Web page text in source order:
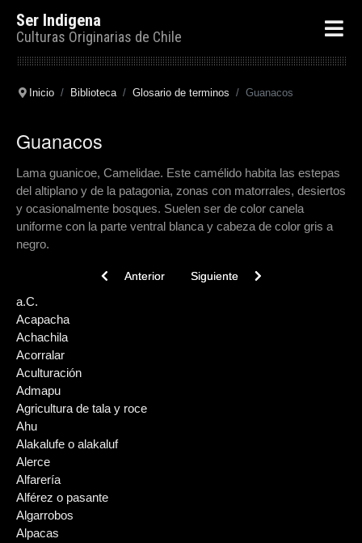
Ser Indigena
Culturas Originarias de Chile
Inicio Biblioteca Glosario de terminos Guanacos
Guanacos
Lama guanicoe, Camelidae. Este camélido habita las estepas
del altiplano y de la patagonia, zonas con matorrales, desiertos
y ocasionalmente bosques. Suelen ser de color canela
uniforme con la parte ventral blanca y cabeza de color gris a
negro.
Previous article: Guerra del Pacífico
Anterior Next article: Gualicho
Siguiente
a.C.
Acapacha
Achachila
Acorralar
Aculturación
Admapu
Agricultura de tala y roce
Ahu
Alakalufe o alakaluf
Alerce
Alfarería
Alférez o pasante
Algarrobos
Alpacas